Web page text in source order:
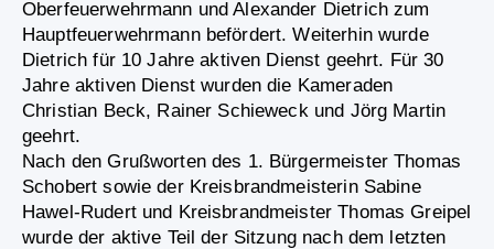
Oberfeuerwehrmann und Alexander Dietrich zum
Hauptfeuerwehrmann befördert. Weiterhin wurde
Dietrich für 10 Jahre aktiven Dienst geehrt. Für 30
Jahre aktiven Dienst wurden die Kameraden
Christian Beck, Rainer Schieweck und Jörg Martin
geehrt.
Nach den Grußworten des 1. Bürgermeister Thomas
Schobert sowie der Kreisbrandmeisterin Sabine
Hawel-Rudert und Kreisbrandmeister Thomas Greipel
wurde der aktive Teil der Sitzung nach dem letzten